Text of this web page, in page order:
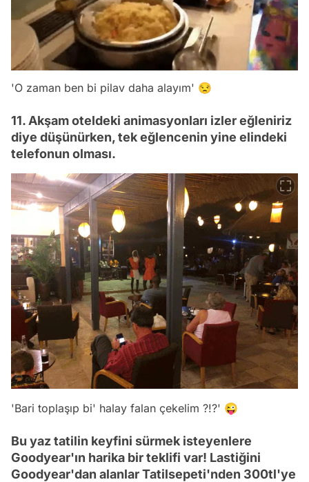
'O zaman ben bi pilav daha alayım' 😒
11. Akşam oteldeki animasyonları izler eğleniriz
diye düşünürken, tek eğlencenin yine elindeki
telefonun olması.
'Bari toplaşıp bi' halay falan çekelim ?!?' 😜
Bu yaz tatilin keyfini sürmek isteyenlere
Goodyear'ın harika bir teklifi var! Lastiğini
Goodyear'dan alanlar Tatilsepeti'nden 300tl'ye